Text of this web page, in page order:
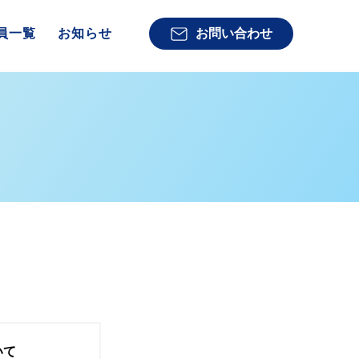
一覧 お知らせ お問い合わせ
て